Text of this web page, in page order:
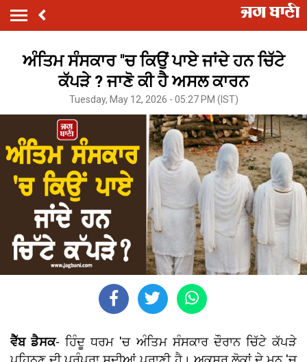
ਅੰਤਿਮ ਸੰਸਕਾਰ ''ਚ ਕਿਉਂ ਪਾਏ ਜਾਂਦੇ ਹਨ ਚਿੱਟੇ
ਕੱਪੜੇ ? ਜਾਣੋ ਕੀ ਹੈ ਅਸਲ ਕਾਰਨ
Tuesday, May 12, 2026 - 05:27 PM (IST)
ਵੈੱਬ ਡੈਸਕ- ਹਿੰਦੂ ਧਰਮ 'ਚ ਅੰਤਿਮ ਸੰਸਕਾਰ ਦੌਰਾਨ ਚਿੱਟੇ ਕੱਪੜੇ